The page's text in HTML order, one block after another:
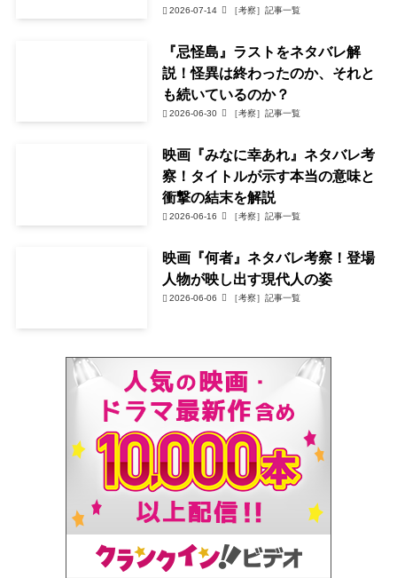
2026-07-14 ［考察］記事一覧
『忌怪島』ラストをネタバレ解
説！怪異は終わったのか、それと
も続いているのか？
2026-06-30 ［考察］記事一覧
映画『みなに幸あれ』ネタバレ考
察！タイトルが示す本当の意味と
衝撃の結末を解説
2026-06-16 ［考察］記事一覧
映画『何者』ネタバレ考察！登場
人物が映し出す現代人の姿
2026-06-06 ［考察］記事一覧